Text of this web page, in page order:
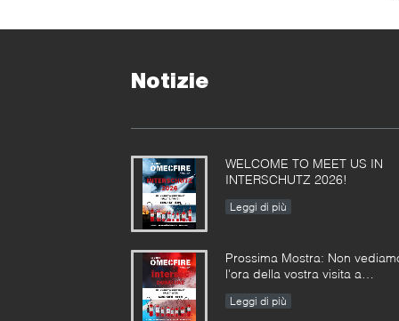
Notizie
WELCOME TO MEET US IN
INTERSCHUTZ 2026!
Leggi di più
Prossima Mostra: Non
l'ora della vostra visita a
INTERSCHUTZ nel 2026!
Leggi di più